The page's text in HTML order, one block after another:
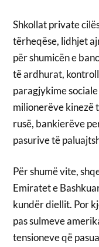
Shkollat private
tërheqëse, lidhjet
për shumicën e
të ardhurat,
paragjykime
milionerëve kinezë
rusë, bankierëve
pasurive të
Për shumë vite,
Emiratet e
kundër diellit. Por
pas sulmeve
tensioneve që